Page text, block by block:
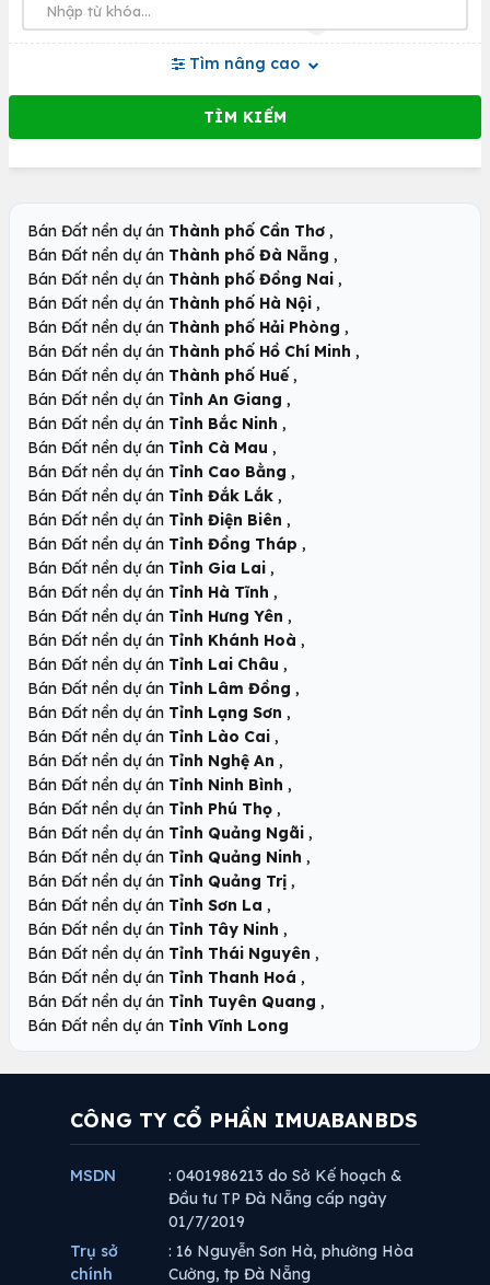
Tìm nâng cao
Bán Đất nền dự án Thành phố Cần Thơ ,
Bán Đất nền dự án Thành phố Đà Nẵng ,
Bán Đất nền dự án Thành phố Đồng Nai ,
Bán Đất nền dự án Thành phố Hà Nội ,
Bán Đất nền dự án Thành phố Hải Phòng ,
Bán Đất nền dự án Thành phố Hồ Chí Minh ,
Bán Đất nền dự án Thành phố Huế ,
Bán Đất nền dự án Tỉnh An Giang ,
Bán Đất nền dự án Tỉnh Bắc Ninh ,
Bán Đất nền dự án Tỉnh Cà Mau ,
Bán Đất nền dự án Tỉnh Cao Bằng ,
Bán Đất nền dự án Tỉnh Đắk Lắk ,
Bán Đất nền dự án Tỉnh Điện Biên ,
Bán Đất nền dự án Tỉnh Đồng Tháp ,
Bán Đất nền dự án Tỉnh Gia Lai ,
Bán Đất nền dự án Tỉnh Hà Tĩnh ,
Bán Đất nền dự án Tỉnh Hưng Yên ,
Bán Đất nền dự án Tỉnh Khánh Hoà ,
Bán Đất nền dự án Tỉnh Lai Châu ,
Bán Đất nền dự án Tỉnh Lâm Đồng ,
Bán Đất nền dự án Tỉnh Lạng Sơn ,
Bán Đất nền dự án Tỉnh Lào Cai ,
Bán Đất nền dự án Tỉnh Nghệ An ,
Bán Đất nền dự án Tỉnh Ninh Bình ,
Bán Đất nền dự án Tỉnh Phú Thọ ,
Bán Đất nền dự án Tỉnh Quảng Ngãi ,
Bán Đất nền dự án Tỉnh Quảng Ninh ,
Bán Đất nền dự án Tỉnh Quảng Trị ,
Bán Đất nền dự án Tỉnh Sơn La ,
Bán Đất nền dự án Tỉnh Tây Ninh ,
Bán Đất nền dự án Tỉnh Thái Nguyên ,
Bán Đất nền dự án Tỉnh Thanh Hoá ,
Bán Đất nền dự án Tỉnh Tuyên Quang ,
Bán Đất nền dự án Tỉnh Vĩnh Long
CÔNG TY CỔ PHẦN IMUABANBDS
MSDN
: 0401986213 do Sở Kế hoạch &
Đầu tư TP Đà Nẵng cấp ngày
01/7/2019
Trụ sở
chính
: 16 Nguyễn Sơn Hà, phường Hòa
Cường, tp Đà Nẵng